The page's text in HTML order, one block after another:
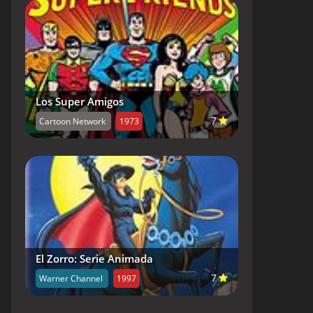
Los Super Amigos
Cartoon Network 1973 7
El Zorro: Serie Animada
Warner Channel 1997 7